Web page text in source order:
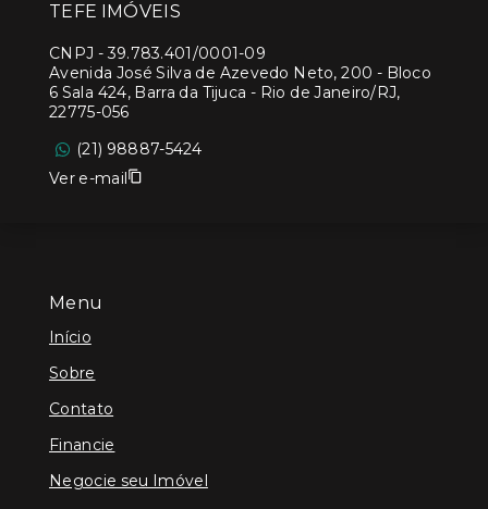
Menu
Início
Sobre
Contato
Financie
Negocie seu Imóvel
TEFE IMÓVEIS
CNPJ -39.783.401/0001-09
Avenida José Silva de Azevedo Neto, 200 - Bloco
6 Sala 424, Barra da Tijuca - Rio de Janeiro/RJ,
22775-056
(21) 98887-5424
Ver e-mail